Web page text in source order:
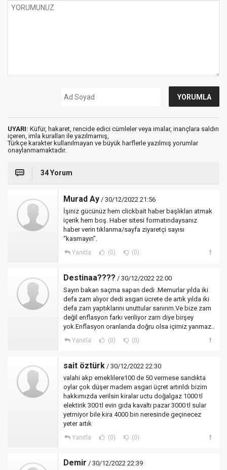
UYARI: Küfür, hakaret, rencide edici cümleler veya imalar, inançlara saldırı
içeren, imla kuralları ile yazılmamış,
Türkçe karakter kullanılmayan ve büyük harflerle yazılmış yorumlar
onaylanmamaktadır.
34 Yorum
Murad Ay / 30/12/2022 21:56
İşiniz gücünüz hem clickbait haber başlıkları atmak
içerik hem boş. Haber sitesi formatındaysanız
haber verin tıklanma/sayfa ziyaretçi sayısı
“kasmayın”.
Yanıtla (0) (0)
Destinaa???? / 30/12/2022 22:00
Sayın bakan saçma sapan dedi .Memurlar yılda iki
defa zam alıyor dedi asgari ücrete de artık yılda iki
defa zam yaptıklarını unuttular sanırım.Ve bize zam
değil enflasyon farkı veriliyor zam diye birşey
yok.Enflasyon oranlarıda doğru olsa içimiz yanmaz..
Yanıtla (0) (0)
sait öztürk / 30/12/2022 22:30
valahi akp emeklilere100 de 50 vermese sandıkta
oylar çok düşer madem asgari üçret artırıldı bizim
hakkımızda verilsin kiralar uctu doğalgaz 1000 tl
elektirik 300 tl evin gıda kavaltı pazar 3000 tl sular
yetmiyor bile kira 4000 bin neresinde geçinecez
yeter artık
Yanıtla (0) (0)
Demir / 30/12/2022 22:39